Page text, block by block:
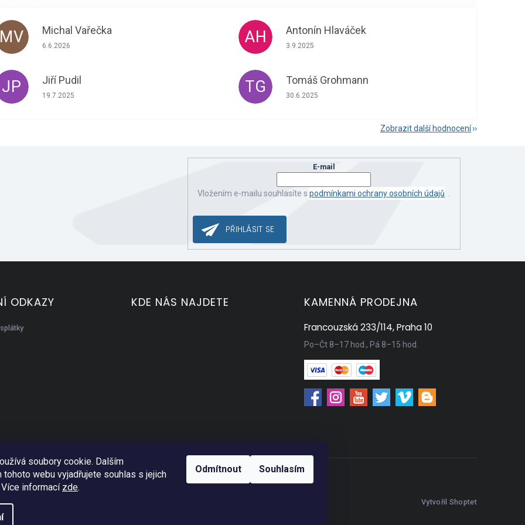
soubory cookie. Dalším
tohoto webu vyjadřujete souhlas s jejich
informací zde.
Odmítnout Souhlasím
MV Michal Vařečka
Hodnocení obchodu je 5 z 5 hvězdiček.
6.6.2026 AH Antonín Hlaváček
Hodnocení obchodu je 5 z 5 hvězdiček.
3.9.2025
JP Jiří Pudil
Hodnocení obchodu je 5 z 5 hvězdiček.
19.7.2025 TG Tomáš Grohmann
Hodnocení obchodu je 5 z 5 hvězdiček.
30.6.2025
Zobrazit další hodnocení
E-mail
Vložením e-mailu souhlasíte s podmínkami ochrany osobních údajů
PŘIHLÁSIT SE
ODKAZY KDE NÁS NAJDETE KAMENNÁ PRODEJNA
Francouzská 233/114, Praha 10
Po–Čt 8–17 hod., Pá 8–15 hod.
Vytvořil Shoptet